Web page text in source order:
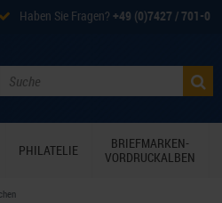
Haben Sie Fragen? +49 (0)7427 / 701-0
PHILATELIE
BRIEFMARKEN-
VORDRUCKALBEN